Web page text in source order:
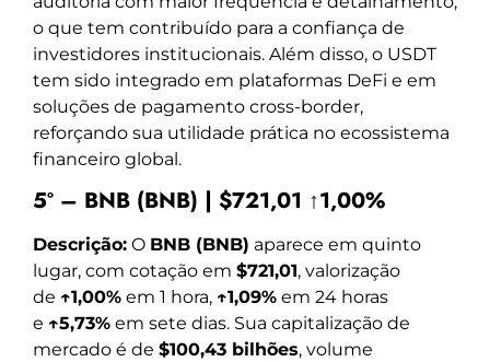
o que tem contribuído para a confiança de
investidores institucionais. Além disso, o USDT
tem sido integrado em plataformas DeFi e em
soluções de pagamento cross-border,
reforçando sua utilidade prática no ecossistema
financeiro global.
5º – BNB (BNB) | $721,01 ↑1,00%
Descrição: O BNB (BNB) aparece em quinto
lugar, com cotação em $721,01, valorização
de ↑1,00% em 1 hora, ↑1,09% em 24 horas
e ↑5,73% em sete dias. Sua capitalização de
mercado é de $100,43 bilhões, volume